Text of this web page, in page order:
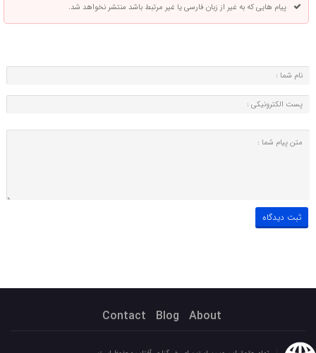
پیام هایی که به غیر از زبان فارسی یا غیر مرتبط باشد منتشر نخواهد شد.
About
Blog
Contact